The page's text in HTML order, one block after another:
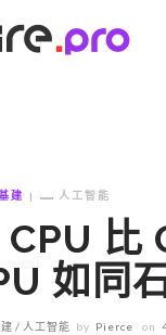
建 人工智能
比
如同
人工智能 by Pierce on